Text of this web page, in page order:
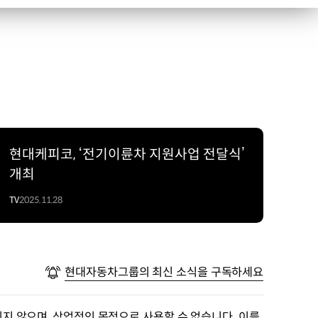
현대케피코, ‘전기이륜차 지원사업 전달식’
개최
TV2025.11.28
현대자동차그룹의 최신 소식을 구독하세요